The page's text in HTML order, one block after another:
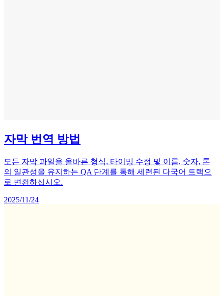
자막 번역 방법
모든 자막 파일을 올바른 형식, 타이밍 수정 및 이름, 숫자, 톤
의 일관성을 유지하는 QA 단계를 통해 세련된 다국어 트랙으
로 변환하십시오.
2025/11/24